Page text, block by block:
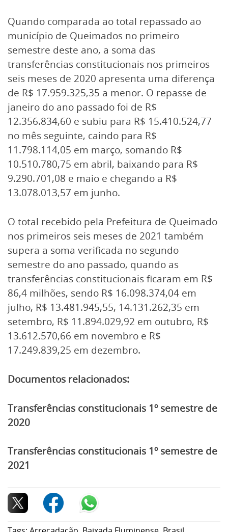
Quando comparada ao total repassado ao
município de Queimados no primeiro
semestre deste ano, a soma das
transferências constitucionais nos primeiros
seis meses de 2020 apresenta uma diferença
de R$ 17.959.325,35 a menor. O repasse de
janeiro do ano passado foi de R$
12.356.834,60 e subiu para R$ 15.410.524,77
no mês seguinte, caindo para R$
11.798.114,05 em março, somando R$
10.510.780,75 em abril, baixando para R$
9.290.701,08 e maio e chegando a R$
13.078.013,57 em junho.
O total recebido pela Prefeitura de Queimado
nos primeiros seis meses de 2021 também
supera a soma verificada no segundo
semestre do ano passado, quando as
transferências constitucionais ficaram em R$
86,4 milhões, sendo R$ 16.098.374,04 em
julho, R$ 13.481.945,55, 14.131.262,35 em
setembro, R$ 11.894.029,92 em outubro, R$
13.612.570,66 em novembro e R$
17.249.839,25 em dezembro.
Documentos relacionados:
Transferências constitucionais 1º semestre de
2020
Transferências constitucionais 1º semestre de
2021